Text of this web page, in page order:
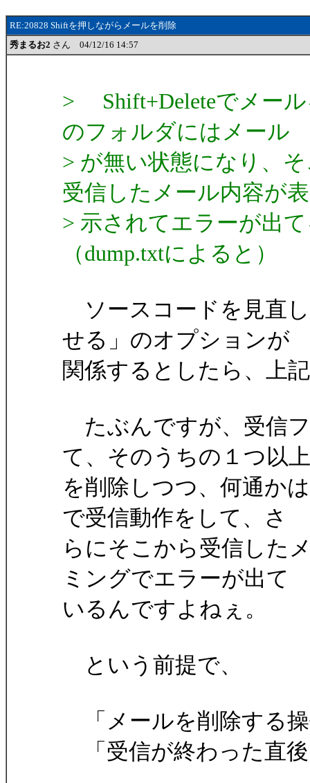
RE:20828 Shiftを押しながらメールを削除
秀まるお2 さん 04/12/16 14:57
> Shift+Deleteでメー
のフォルダにはメール
> が無い状態になり、
受信したメール内容が表
> 示されてエラーが出
（dump.txtによると）
ソースコードを見直
せる」のオプションが
関係するとしたら、上
たぶんですが、受信
て、そのうちの１つ以上
を削除しつつ、何通か
で受信動作をして、さ
らにそこから受信した
ミングでエラーが出て
いるんですよねぇ。
という前提で、
「メールを削除する
「受信が終わった直